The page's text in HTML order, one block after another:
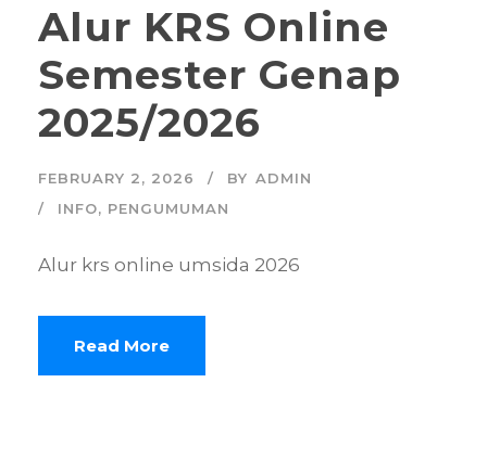
Alur KRS Online
Semester Genap
2025/2026
FEBRUARY 2, 2026 BY ADMIN
INFO, PENGUMUMAN
Alur krs online umsida 2026
Read More